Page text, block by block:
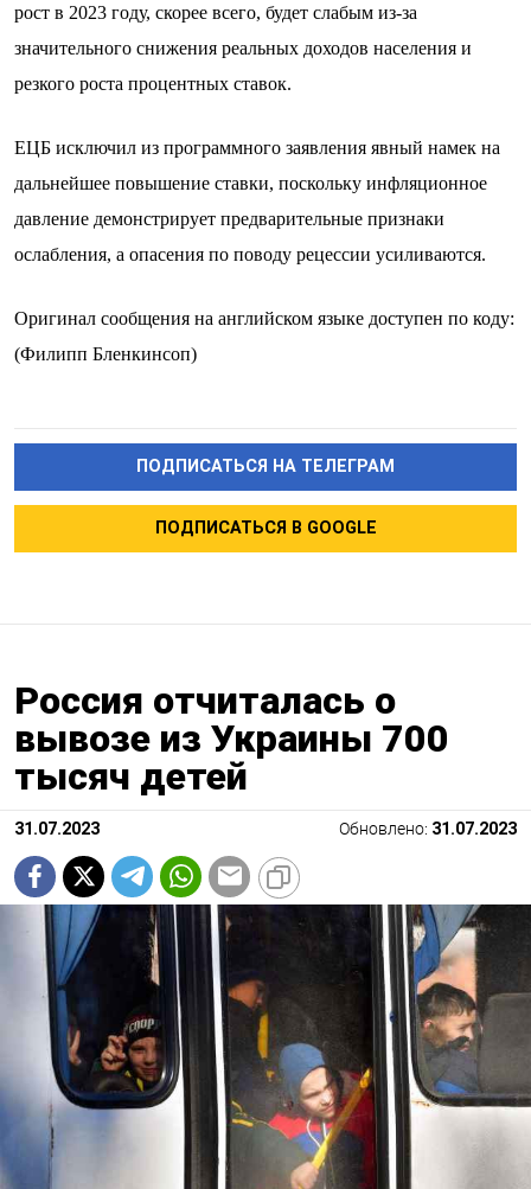
рост в 2023 году, скорее всего, будет слабым из-за
значительного снижения реальных доходов населения и
резкого роста процентных ставок.
ЕЦБ исключил из программного заявления явный намек на
дальнейшее повышение ставки, поскольку инфляционное
давление демонстрирует предварительные признаки
ослабления, а опасения по поводу рецессии усиливаются.
Оригинал сообщения на английском языке доступен по коду:
(Филипп Бленкинсоп)
ПОДПИСАТЬСЯ НА ТЕЛЕГРАМ
ПОДПИСАТЬСЯ В GOOGLE
Россия отчиталась о
вывозе из Украины 700
тысяч детей
31.07.2023 Обновлено: 31.07.2023